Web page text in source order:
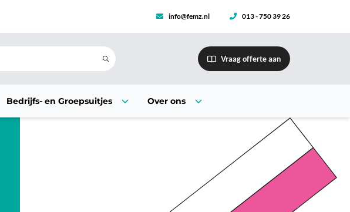
info@femz.nl 013 - 750 39 26
Vraag offerte aan
Bedrijfs- en Groepsuitjes Over ons